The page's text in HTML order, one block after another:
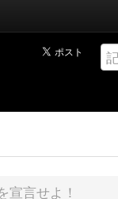
言せよ！